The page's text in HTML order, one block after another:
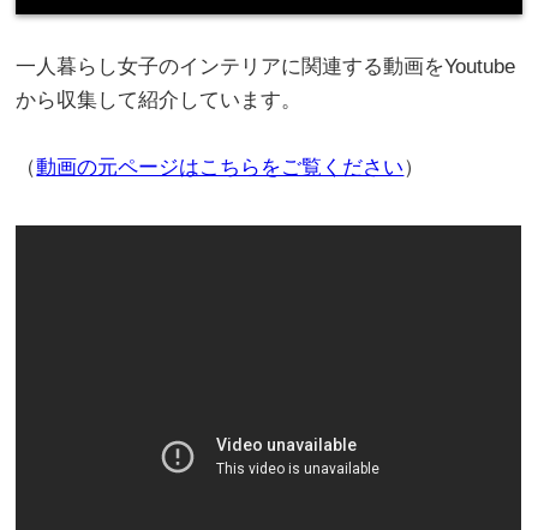
一人暮らし女子のインテリアに関連する動画をYoutube
から収集して紹介しています。
（動画の元ページはこちらをご覧ください）